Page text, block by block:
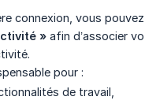
connexion, vous
» afin d’associer
pour :
de travail,